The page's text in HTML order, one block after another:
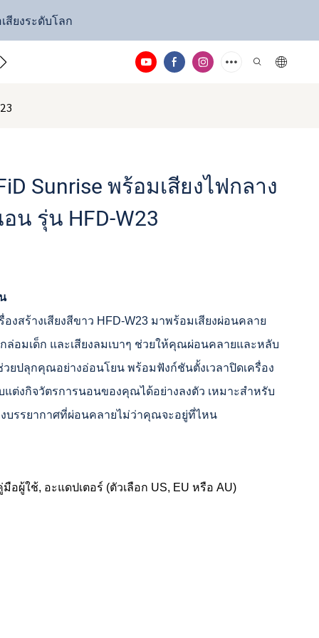
สียงระดับโลก
เรา
Sunrise พร้อมเสียงไฟกลาง
รุ่น HFD-W23
สร้างเสียงสีขาว HFD-W23 มาพร้อมเสียงผ่อนคลาย
กล่อมเด็ก และเสียงลมเบาๆ ช่วยให้คุณผ่อนคลายและหลับ
ยปลุกคุณอย่างอ่อนโยน พร้อมฟังก์ชันตั้งเวลาปิดเครื่อง
ต่งกิจวัตรการนอนของคุณได้อย่างลงตัว เหมาะสำหรับ
งบรรยากาศที่ผ่อนคลายไม่ว่าคุณจะอยู่ที่ไหน
อผู้ใช้, อะแดปเตอร์ (ตัวเลือก US, EU หรือ AU)